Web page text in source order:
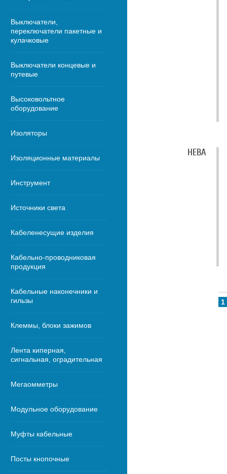
Выключатели,
переключатели пакетные и
кулачковые
Выключатели концевые и
путевые
Высоковольтное
оборудование
Изоляторы
Изоляционные материалы
Инструмент
Источники света
Кабеленесущие изделия
Кабельно-проводниковая
продукция
Кабельные наконечники и
гильзы
Клеммы, блоки зажимов
Лента киперная,
сигнальная, оградительная
Мегаомметры
Модульное оборудование
Муфты кабельные
Посты кнопочные
НЕВА
1